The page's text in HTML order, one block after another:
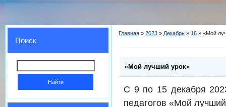
Поиск
Главная » 2023 » Декабрь » 16 » «Мой
«Мой лучший урок»
С 9 по 15 декабря
педагогов «Мой